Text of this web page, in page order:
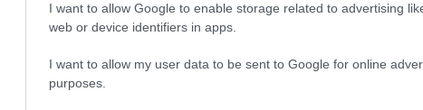
I want to allow Google to enable storage related to advertising
web or device identifiers in apps.
I want to allow my user data to be sent to Google for online
purposes.
Országos hírek Országos hírek